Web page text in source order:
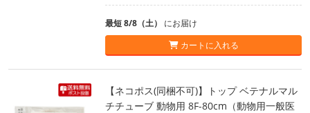
最短 8/8（土） にお届け
カートに入れる
【ネコポス(同梱不可)】トップ ベテナルマル
チチューブ 動物用 8F-80cm（動物用一般医